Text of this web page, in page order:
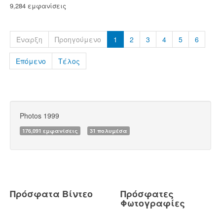
9,284 εμφανίσεις
Έναρξη Προηγούμενο 1 2 3 4 5 6
Επόμενο Τέλος
Photos 1999
176,091 εμφανίσεις 31 πολυμέσα
Πρόσφατα Βίντεο Πρόσφατες
Φωτογραφίες